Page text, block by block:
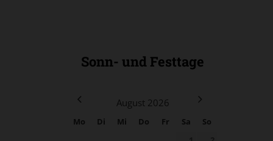
Sonn- und Festtage
August 2026
Mo Di Mi Do Fr Sa
So